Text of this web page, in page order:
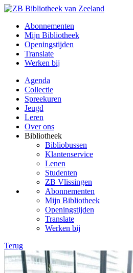
Abonnementen
Mijn Bibliotheek
Openingstijden
Translate
Werken bij
Agenda
Collectie
Spreekuren
Jeugd
Leren
Over ons
Bibliotheek
Bibliobussen
Klantenservice
Lenen
Studenten
ZB Vlissingen
Abonnementen
Mijn Bibliotheek
Openingstijden
Translate
Werken bij
Terug